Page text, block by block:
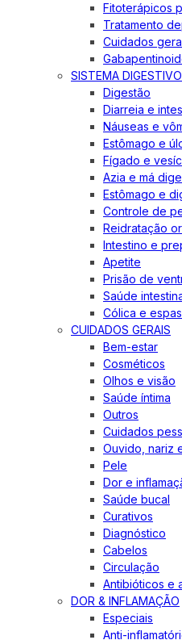
Fitoterápicos
Tratamento
Cuidados
SISTEMA
Digestão
Diarreia e
Náuseas e
Estômago e
Fígado e
Azia e má
Estômago e
Controle de
Reidratação
Intestino e
Apetite
Prisão de
Saúde
Cólica e
CUIDADOS GERAIS
Bem-estar
Cosméticos
Olhos e visão
Saúde íntima
Outros
Cuidados
Ouvido, nariz
Pele
Dor e
Saúde bucal
Curativos
Diagnóstico
Cabelos
Circulação
Antibióticos e
DOR & INFLAMAÇÃO
Especiais
Anti-